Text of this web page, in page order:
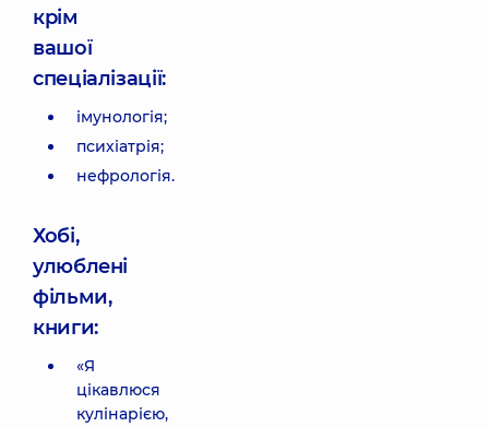
крім
вашої
спеціалізації:
імунологія;
психіатрія;
нефрологія.
Хобі,
улюблені
фільми,
книги:
«Я
цікавлюся
кулінарією,